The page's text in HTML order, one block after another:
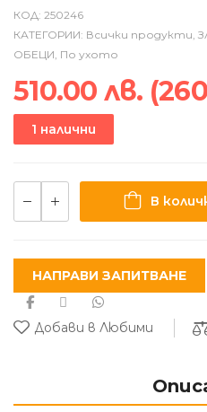
КОД: 250246
КАТЕГОРИИ: Всички продукти,
ОБЕЦИ, По ухото
510.00 лв. (
1 налични
В
НАПРАВИ ЗАПИТВАНЕ
Добави в Любими